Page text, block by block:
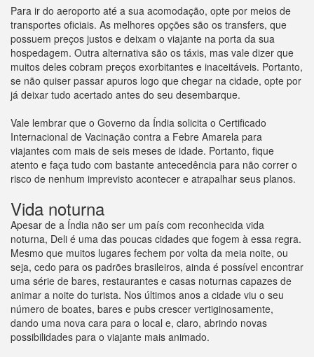
Para ir do aeroporto até a sua acomodação, opte por meios de
transportes oficiais. As melhores opções são os transfers, que
possuem preços justos e deixam o viajante na porta da sua
hospedagem. Outra alternativa são os táxis, mas vale dizer que
muitos deles cobram preços exorbitantes e inaceitáveis. Portanto,
se não quiser passar apuros logo que chegar na cidade, opte por
já deixar tudo acertado antes do seu desembarque.
Vale lembrar que o Governo da Índia solicita o Certificado
Internacional de Vacinação contra a Febre Amarela para
viajantes com mais de seis meses de idade. Portanto, fique
atento e faça tudo com bastante antecedência para não correr o
risco de nenhum imprevisto acontecer e atrapalhar seus planos.
Vida noturna
Apesar de a Índia não ser um país com reconhecida vida
noturna, Deli é uma das poucas cidades que fogem à essa regra.
Mesmo que muitos lugares fechem por volta da meia noite, ou
seja, cedo para os padrões brasileiros, ainda é possível encontrar
uma série de bares, restaurantes e casas noturnas capazes de
animar a noite do turista. Nos últimos anos a cidade viu o seu
número de boates, bares e pubs crescer vertiginosamente,
dando uma nova cara para o local e, claro, abrindo novas
possibilidades para o viajante mais animado.